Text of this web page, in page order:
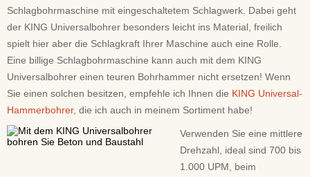
Schlagbohrmaschine mit eingeschaltetem Schlagwerk. Dabei geht
der KING Universalbohrer besonders leicht ins Material, freilich
spielt hier aber die Schlagkraft Ihrer Maschine auch eine Rolle.
Eine billige Schlagbohrmaschine kann auch mit dem KING
Universalbohrer einen teuren Bohrhammer nicht ersetzen! Wenn
Sie einen solchen besitzen, empfehle ich Ihnen die KING Universal-
Hammerbohrer, die ich auch in meinem Sortiment habe!
Verwenden Sie eine mittlere
Drehzahl, ideal sind 700 bis
1.000 UPM, beim